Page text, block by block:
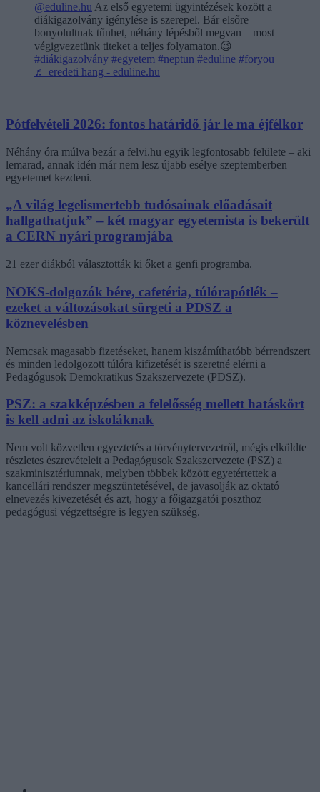
@eduline.hu Az első egyetemi ügyintézések között a
diákigazolvány igénylése is szerepel. Bár elsőre
bonyolultnak tűnhet, néhány lépésből megvan – most
végigvezetünk titeket a teljes folyamaton.😉
#diákigazolvány #egyetem #neptun #eduline #foryou
♬ eredeti hang - eduline.hu
Pótfelvételi 2026: fontos határidő jár le ma éjfélkor
Néhány óra múlva bezár a felvi.hu egyik legfontosabb felülete – aki
lemarad, annak idén már nem lesz újabb esélye szeptemberben
egyetemet kezdeni.
„A világ legelismertebb tudósainak előadásait
hallgathatjuk” – két magyar egyetemista is bekerült
a CERN nyári programjába
21 ezer diákból választották ki őket a genfi programba.
NOKS-dolgozók bére, cafetéria, túlórapótlék –
ezeket a változásokat sürgeti a PDSZ a
köznevelésben
Nemcsak magasabb fizetéseket, hanem kiszámíthatóbb bérrendszert
és minden ledolgozott túlóra kifizetését is szeretné elérni a
Pedagógusok Demokratikus Szakszervezete (PDSZ).
PSZ: a szakképzésben a felelősség mellett hatáskört
is kell adni az iskoláknak
Nem volt közvetlen egyeztetés a törvénytervezetről, mégis elküldte
részletes észrevételeit a Pedagógusok Szakszervezete (PSZ) a
szakminisztériumnak, melyben többek között egyetértettek a
kancellári rendszer megszüntetésével, de javasolják az oktató
elnevezés kivezetését és azt, hogy a főigazgatói poszthoz
pedagógusi végzettségre is legyen szükség.